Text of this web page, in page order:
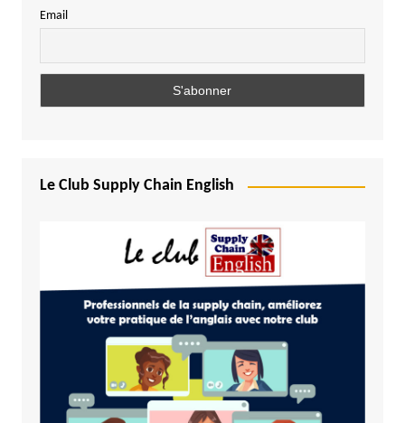
Email
Le Club Supply Chain English